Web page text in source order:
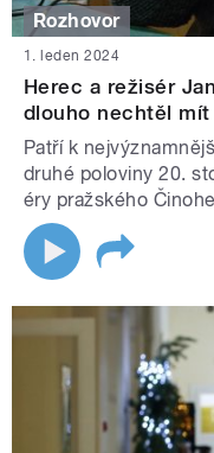
Rozhovor
1. leden 2024
Herec a režisér
dlouho nechtěl
Patří k
druhé poloviny 20.
éry pražského